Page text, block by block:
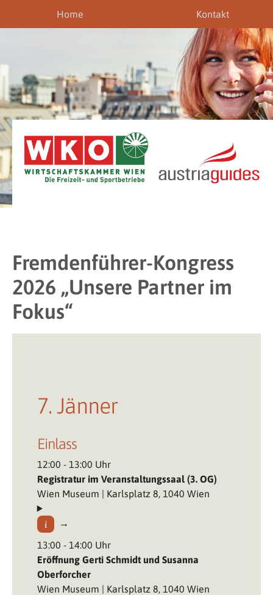
Home Kontakt
Fremdenführer-Kongress
2026 „Unsere Partner im
Fokus“
7. Jänner
Einlass
12:00 - 13:00 Uhr
Registratur im Veranstaltungssaal (3. OG)
Wien Museum | Karlsplatz 8, 1040 Wien
13:00 - 14:00 Uhr
Eröffnung Gerti Schmidt und Susanna
Oberforcher
Wien Museum | Karlsplatz 8, 1040 Wien